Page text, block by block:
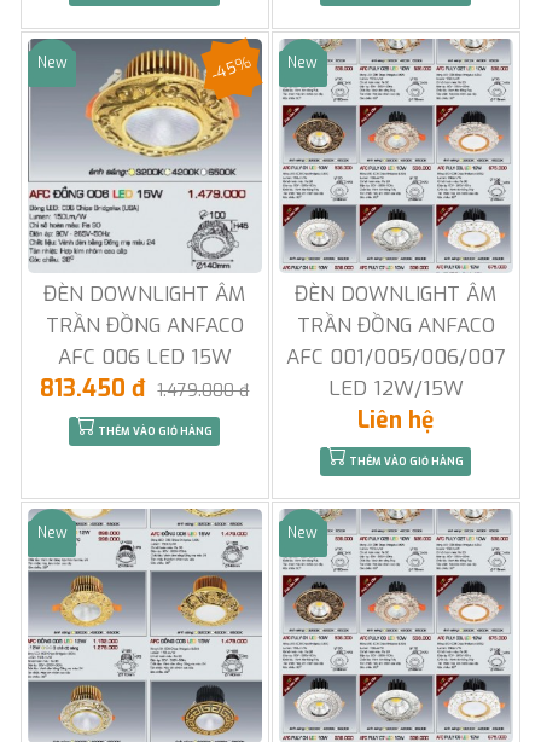
Sale
New
ĐÈN DOWNLIGHT ÂM
TRẦN ĐỒNG ANFACO
AFC 006 LED 15W
-45%
813.450 đ 1.479.000 đ
THÊM VÀO GIỎ HÀNG
Sale
New
ĐÈN DOWNLIGHT ÂM
TRẦN ĐỒNG ANFACO
AFC 001/005/006/007
LED 12W/15W
Liên hệ
THÊM VÀO GIỎ HÀNG
Sale
New Sale
New